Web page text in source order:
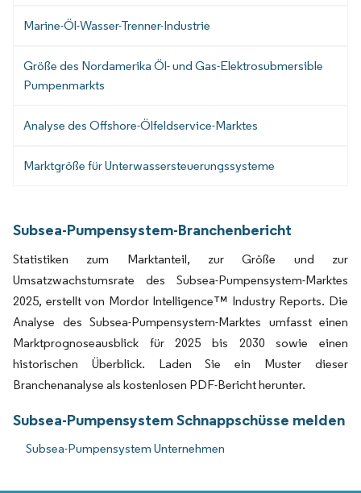
Marine-Öl-Wasser-Trenner-Industrie
Größe des Nordamerika Öl- und Gas-Elektrosubmersible
Pumpenmarkts
Analyse des Offshore-Ölfeldservice-Marktes
Marktgröße für Unterwassersteuerungssysteme
Subsea-Pumpensystem-Branchenbericht
Statistiken zum Marktanteil, zur Größe und zur
Umsatzwachstumsrate des Subsea-Pumpensystem-Marktes
2025, erstellt von Mordor Intelligence™ Industry Reports. Die
Analyse des Subsea-Pumpensystem-Marktes umfasst einen
Marktprognoseausblick für 2025 bis 2030 sowie einen
historischen Überblick. Laden Sie ein Muster dieser
Branchenanalyse als kostenlosen PDF-Bericht herunter.
Subsea-Pumpensystem Schnappschüsse melden
Subsea-Pumpensystem Unternehmen